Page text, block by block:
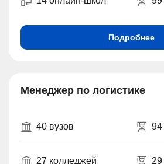
Подробнее
Менеджер по логистике
40 вузов
27 колледжей